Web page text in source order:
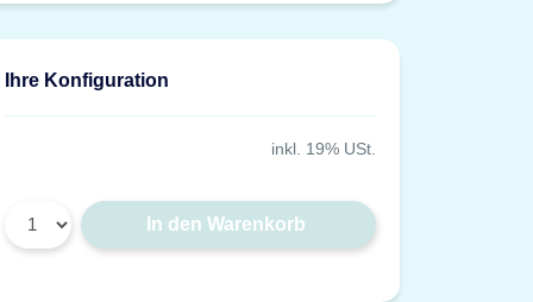
Ihre Konfiguration
inkl. 19% USt.
In den Warenkorb